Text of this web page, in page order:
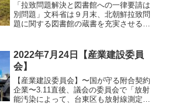
「拉致問題解決と図書館への一律要請は
別問題」文科省は９月末、北朝鮮拉致問
題に関する図書館の蔵書を充実させるよ
人権侵害問題啓発週間（１２月１０～１
６日）に合わせ、若い世代...
2022年7月24日【産業建設委員
会】
【産業建設委員会】〜国が守る附合契約
企業〜3.11直後、議会の委員会で「放射
能汚染によって、台東区も放射線測定器